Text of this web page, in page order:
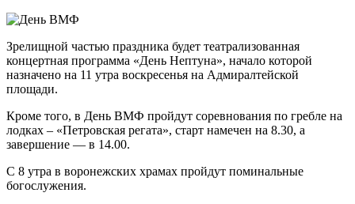
Зрелищной частью праздника будет театрализованная
концертная программа «День Нептуна», начало которой
назначено на 11 утра воскресенья на Адмиралтейской
площади.
Кроме того, в День ВМФ пройдут соревнования по гребле на
лодках – «Петровская регата», старт намечен на 8.30, а
завершение — в 14.00.
С 8 утра в воронежских храмах пройдут поминальные
богослужения.